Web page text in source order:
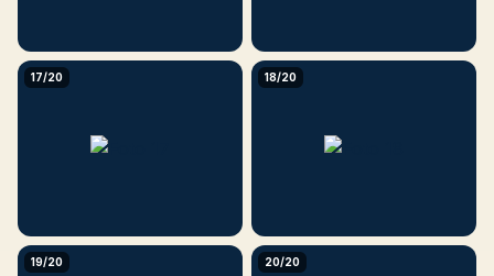
17/20 18/20
19/20 20/20